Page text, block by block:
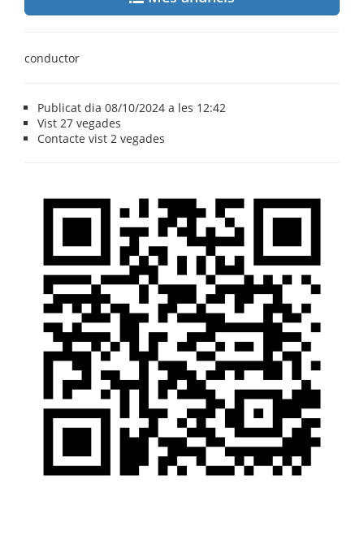
conductor
Publicat dia 08/10/2024 a les 12:42
Vist27 vegades
Contacte vist2 vegades